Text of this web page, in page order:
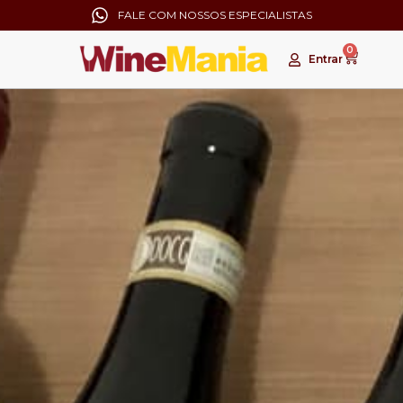
FALE COM NOSSOS ESPECIALISTAS
Entrar
0